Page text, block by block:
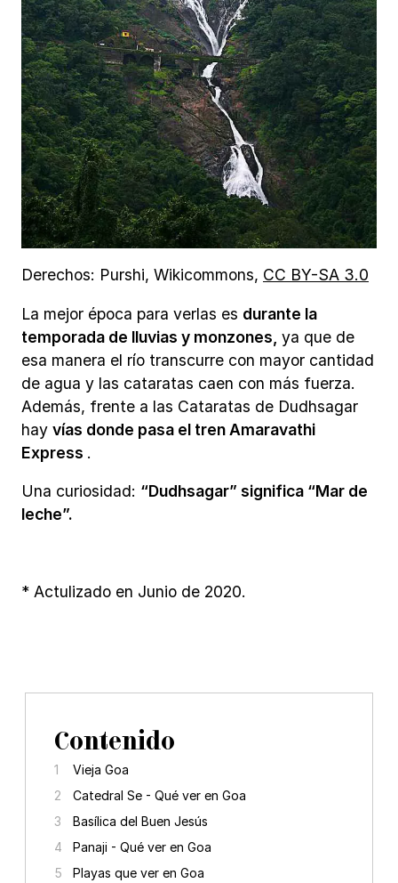
Derechos: Purshi, Wikicommons, CC BY-SA 3.0
La mejor época para verlas es durante la
temporada de lluvias y monzones, ya que de
esa manera el río transcurre con mayor cantidad
de agua y las cataratas caen con más fuerza.
Además, frente a las Cataratas de Dudhsagar
hay vías donde pasa el tren Amaravathi
Express .
Una curiosidad: “Dudhsagar” significa “Mar de
leche”.
* Actulizado en Junio de 2020.
Contenido
Vieja Goa
Catedral Se - Qué ver en Goa
Basílica del Buen Jesús
Panaji - Qué ver en Goa
Playas que ver en Goa